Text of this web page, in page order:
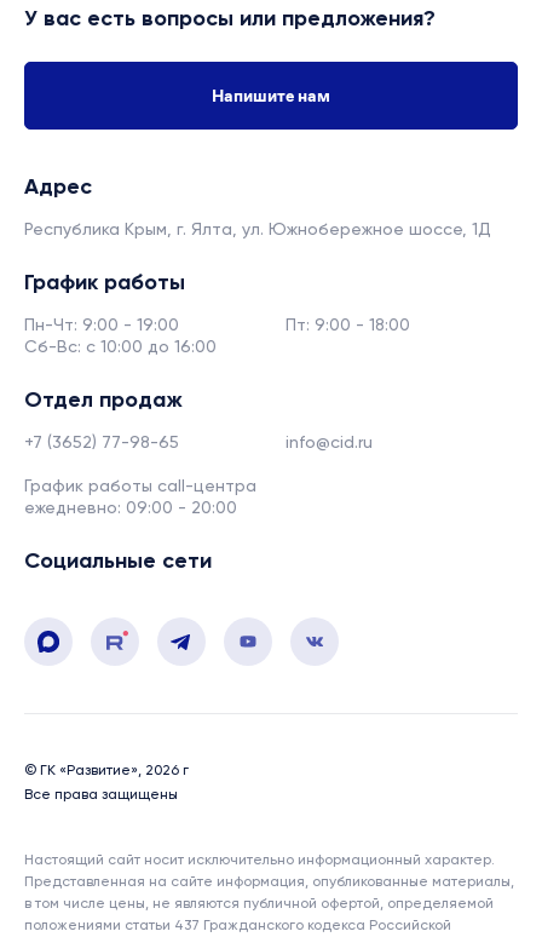
У вас есть вопросы или предложения?
Напишите нам
Адрес
Республика Крым, г. Ялта, ул. Южнобережное шоссе, 1Д
График работы
Пн-Чт: 9:00 - 19:00
Пт: 9:00 - 18:00
Сб-Вс: с 10:00 до 16:00
Отдел продаж
+7 (3652) 77-98-65 info@cid.ru
График работы call-центра
ежедневно: 09:00 - 20:00
Социальные сети
© ГК «Развитие», 2026 г
Все права защищены
Настоящий сайт носит исключительно информационный характер.
Представленная на сайте информация, опубликованные материалы,
в том числе цены, не являются публичной офертой, определяемой
положениями статьи 437 Гражданского кодекса Российской